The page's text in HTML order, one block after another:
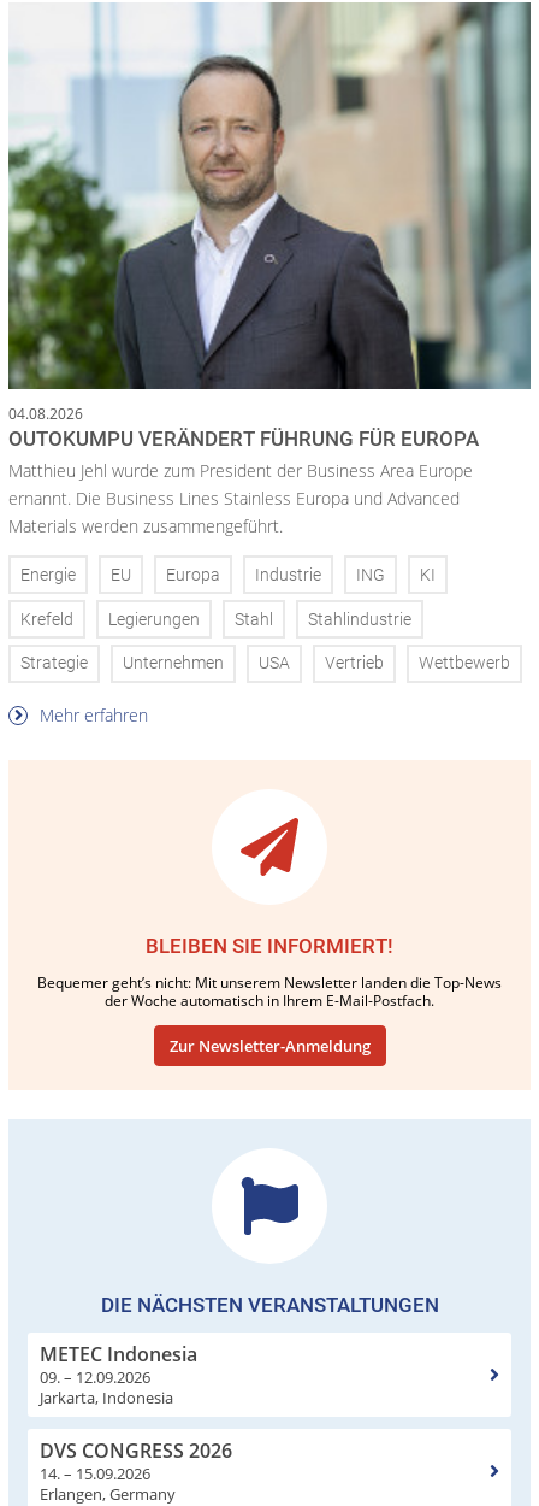
04.08.2026
OUTOKUMPU VERÄNDERT FÜHRUNG FÜR EUROPA
Matthieu Jehl wurde zum President der Business Area Europe
ernannt. Die Business Lines Stainless Europa und Advanced
Materials werden zusammengeführt.
Energie EU Europa Industrie ING KI
Krefeld Legierungen Stahl Stahlindustrie
Strategie Unternehmen USA Vertrieb Wettbewerb
Mehr erfahren
BLEIBEN SIE INFORMIERT!
Bequemer geht’s nicht: Mit unserem Newsletter landen die Top-News
der Woche automatisch in Ihrem E-Mail-Postfach.
Zur Newsletter-Anmeldung
DIE NÄCHSTEN VERANSTALTUNGEN
METEC Indonesia
09. – 12.09.2026
Jarkarta, Indonesia
DVS CONGRESS 2026
14. – 15.09.2026
Erlangen, Germany